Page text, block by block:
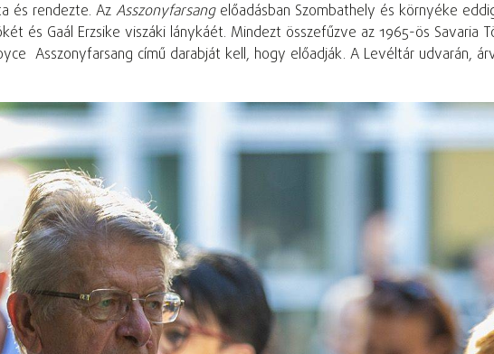
és rendezte. Az Asszonyfarsang előadásban Szombathely és környéke
és Gaál Erzsike viszáki lánykáét. Mindezt összefűzve az 1965-ös Savaria
Asszonyfarsang című darabját kell, hogy előadják. A Levéltár udvarán,